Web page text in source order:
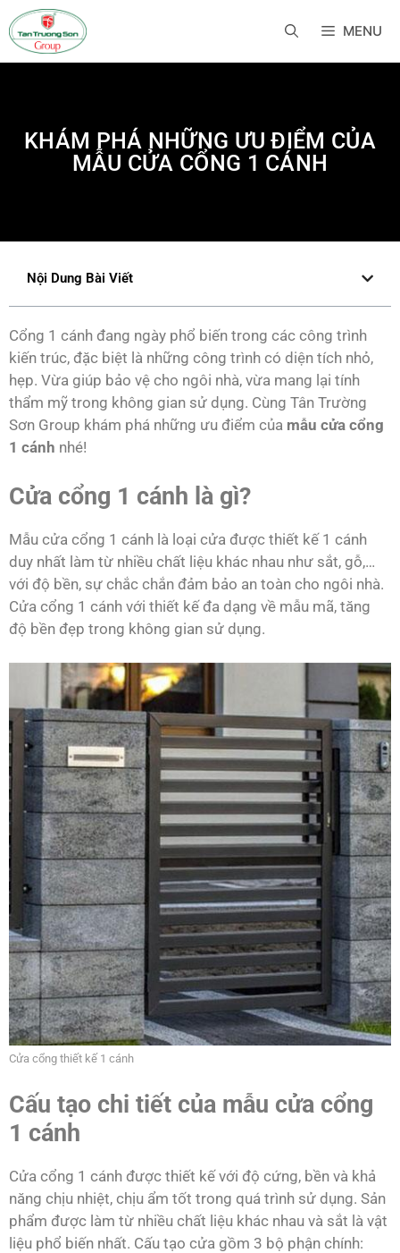
MENU
KHÁM PHÁ NHỮNG ƯU ĐIỂM CỦA
MẪU CỬA CỔNG 1 CÁNH
Nội Dung Bài Viết
Cổng 1 cánh đang ngày phổ biến trong các công trình
kiến trúc, đặc biệt là những công trình có diện tích nhỏ,
hẹp. Vừa giúp bảo vệ cho ngôi nhà, vừa mang lại tính
thẩm mỹ trong không gian sử dụng. Cùng Tân Trường
Sơn Group khám phá những ưu điểm của mẫu cửa cổng
1 cánh nhé!
Cửa cổng 1 cánh là gì?
Mẫu cửa cổng 1 cánh là loại cửa được thiết kế 1 cánh
duy nhất làm từ nhiều chất liệu khác nhau như sắt, gỗ,…
với độ bền, sự chắc chắn đảm bảo an toàn cho ngôi nhà.
Cửa cổng 1 cánh với thiết kế đa dạng về mẫu mã, tăng
độ bền đẹp trong không gian sử dụng.
Cửa cổng thiết kế 1 cánh
Cấu tạo chi tiết của mẫu cửa cổng
1 cánh
Cửa cổng 1 cánh được thiết kế với độ cứng, bền và khả
năng chịu nhiệt, chịu ẩm tốt trong quá trình sử dụng. Sản
phẩm được làm từ nhiều chất liệu khác nhau và sắt là vật
liệu phổ biến nhất. Cấu tạo cửa gồm 3 bộ phận chính: